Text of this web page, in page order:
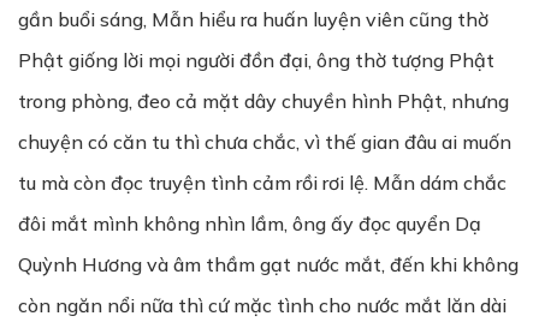
gần buổi sáng, Mẫn hiểu ra huấn luyện viên cũng thờ
Phật giống lời mọi người đồn đại, ông thờ tượng Phật
trong phòng, đeo cả mặt dây chuyền hình Phật, nhưng
chuyện có căn tu thì chưa chắc, vì thế gian đâu ai muốn
tu mà còn đọc truyện tình cảm rồi rơi lệ. Mẫn dám chắc
đôi mắt mình không nhìn lầm, ông ấy đọc quyển Dạ
Quỳnh Hương và âm thầm gạt nước mắt, đến khi không
còn ngăn nổi nữa thì cứ mặc tình cho nước mắt lăn dài